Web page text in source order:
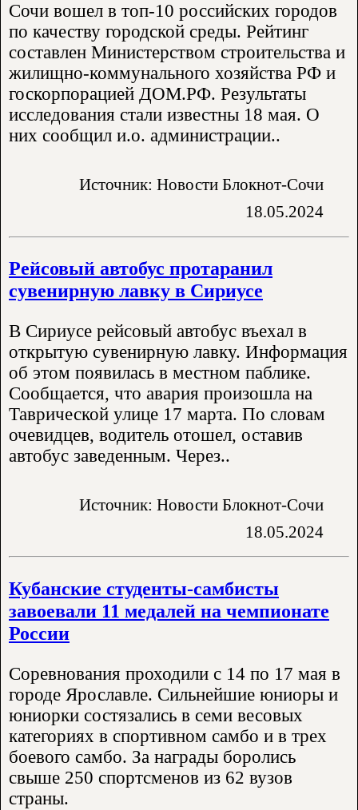
Сочи вошел в топ-10 российских городов
по качеству городской среды. Рейтинг
составлен Министерством строительства и
жилищно-коммунального хозяйства РФ и
госкорпорацией ДОМ.РФ. Результаты
исследования стали известны 18 мая. О
них сообщил и.о. администрации..
Источник: Новости Блокнот-Сочи
18.05.2024
Рейсовый автобус протаранил
сувенирную лавку в Сириусе
В Сириусе рейсовый автобус въехал в
открытую сувенирную лавку. Информация
об этом появилась в местном паблике.
Сообщается, что авария произошла на
Таврической улице 17 марта. По словам
очевидцев, водитель отошел, оставив
автобус заведенным. Через..
Источник: Новости Блокнот-Сочи
18.05.2024
Кубанские студенты-самбисты
завоевали 11 медалей на чемпионате
России
Соревнования проходили с 14 по 17 мая в
городе Ярославле. Сильнейшие юниоры и
юниорки состязались в семи весовых
категориях в спортивном самбо и в трех
боевого самбо. За награды боролись
свыше 250 спортсменов из 62 вузов
страны.